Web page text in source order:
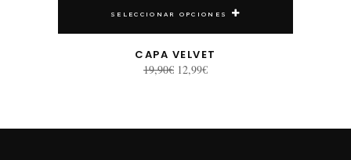
SELECCIONAR OPCIONES
CAPA VELVET
19,90€ El
precio
12,99€El